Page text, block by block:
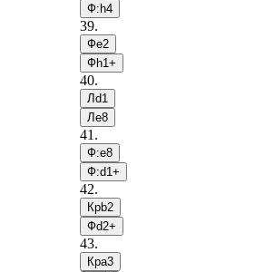
Ф:h4
39.
Фe2
Фh1+
40.
Лd1
Лe8
41 .
Ф:e8
Ф:d1+
42.
Крb2
Фd2+
43.
Крa3